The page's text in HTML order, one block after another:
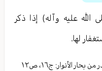
عليه وآله) إذا ذكر
لها.
من بحار الأنوار: ج١٦، ص١٢